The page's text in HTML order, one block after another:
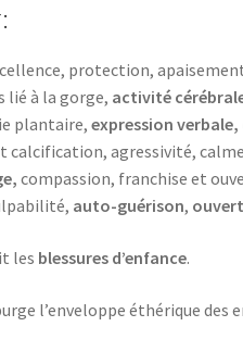
protection,
lié à la gorge, activité
plantaire,expression verbale,
agressivité,
compassion, franchise et
auto-guérison,
les blessures d’enfance.
l’enveloppe éthérique des